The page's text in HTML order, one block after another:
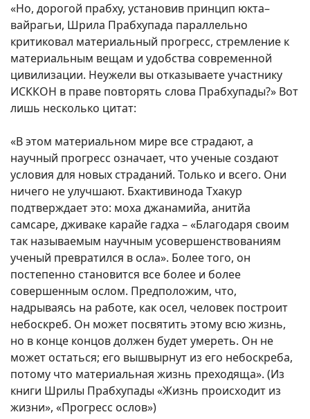
«Но, дорогой прабху, установив принцип юкта–
вайрагьи, Шрила Прабхупада параллельно
критиковал материальный прогресс, стремление к
материальным вещам и удобства современной
цивилизации. Неужели вы отказываете участнику
ИСККОН в праве повторять слова Прабхупады?» Вот
лишь несколько цитат:
«В этом материальном мире все страдают, а
научный прогресс означает, что ученые создают
условия для новых страданий. Только и всего. Они
ничего не улучшают. Бхактивинода Тхакур
подтверждает это: моха джанамийа, анитйа
самсаре, дживаке карайе гадха – «Благодаря своим
так называемым научным усовершенствованиям
ученый превратился в осла». Более того, он
постепенно становится все более и более
совершенным ослом. Предположим, что,
надрываясь на работе, как осел, человек построит
небоскреб. Он может посвятить этому всю жизнь,
но в конце концов должен будет умереть. Он не
может остаться; его вышвырнут из его небоскреба,
потому что материальная жизнь преходяща». (Из
книги Шрилы Прабхупады «Жизнь происходит из
жизни», «Прогресс ослов»)